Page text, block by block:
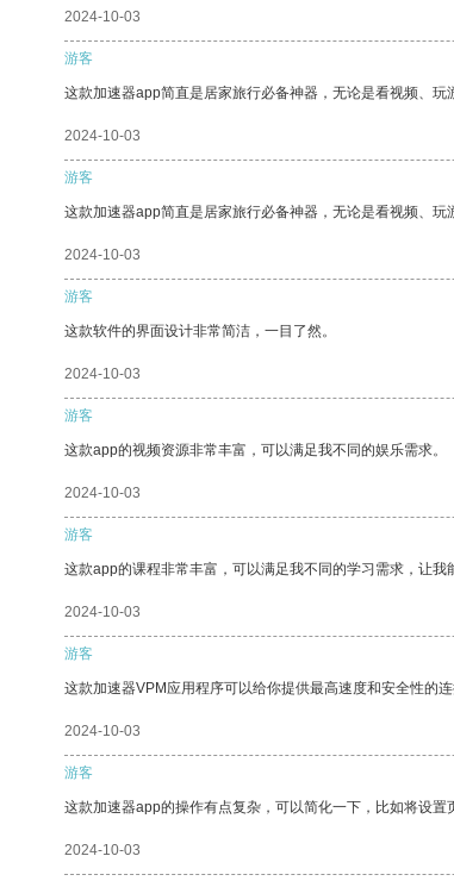
2024-10-03
游客
这款加速器app简直是居家旅行必备神器，无论是看视频、
2024-10-03
游客
这款加速器app简直是居家旅行必备神器，无论是看视频、玩
2024-10-03
游客
这款软件的界面设计非常简洁，一目了然。
2024-10-03
游客
这款app的视频资源非常丰富，可以满足我不同的娱乐需求。
2024-10-03
游客
这款app的课程非常丰富，可以满足我不同的学习需求，让我
2024-10-03
游客
这款加速器VPM应用程序可以给你提供最高速度和安全性的
2024-10-03
游客
这款加速器app的操作有点复杂，可以简化一下，比如将设置
2024-10-03